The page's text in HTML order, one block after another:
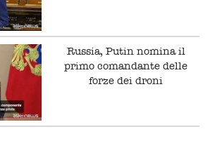
Russia, Putin nomina il
primo comandante delle
forze dei droni